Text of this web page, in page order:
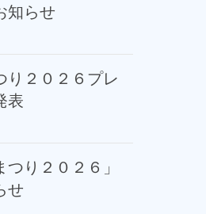
知らせ
り２０２６プレ
表
つり２０２６」
せ